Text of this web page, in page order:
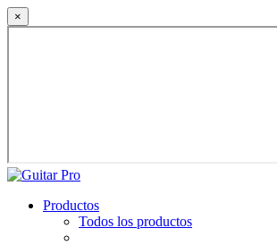
×
Productos
Todos los productos